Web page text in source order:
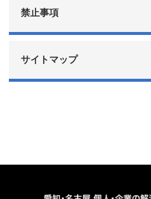
禁止事項
サイトマップ